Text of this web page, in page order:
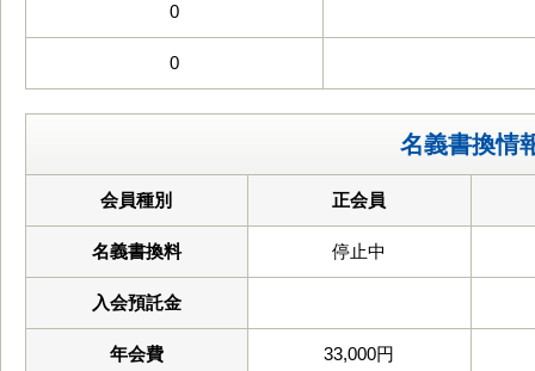
0
0
名義書換情
会員種別 正会員
名義書換料 停止中
入会預託金
年会費 33,000円